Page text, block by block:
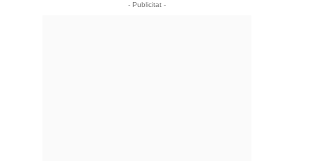
- Publicitat -